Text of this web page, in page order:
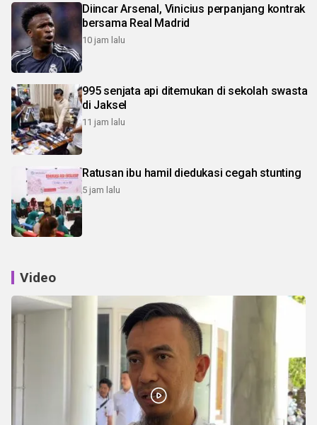
Diincar Arsenal, Vinicius perpanjang kontrak
bersama Real Madrid
10 jam lalu
995 senjata api ditemukan di sekolah swasta
di Jaksel
11 jam lalu
Ratusan ibu hamil diedukasi cegah stunting
5 jam lalu
Video